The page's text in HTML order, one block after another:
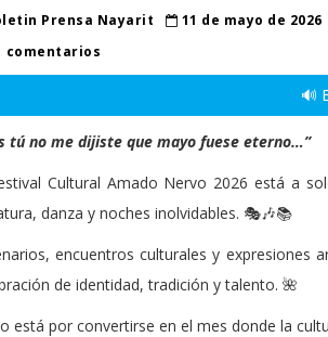
Prensa Nayarit 11 de mayo de 2026
comentarios
🔊
tú no me dijiste que mayo fuese eterno…”
Cultural Amado Nervo 2026 está a
danza y noches inolvidables. 🎭🎶📚
encuentros culturales y expresiones
de identidad, tradición y talento. 🌺
está por convertirse en el mes donde la